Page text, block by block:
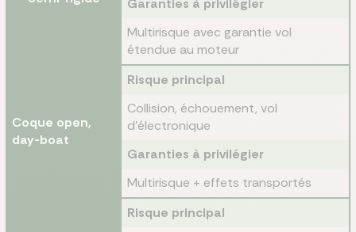
Garanties à privilégier
Multirisque avec garantie vol
étendue au moteur
Coque open,
day-boat
Risque principal
Collision, échouement, vol
d'électronique
Garanties à privilégier
Multirisque + effets transportés
Risque principal